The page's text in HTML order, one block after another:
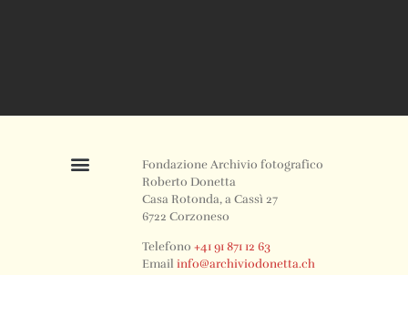
Fondazione Archivio fotografico
Roberto Donetta
Casa Rotonda, a Cassì 27
6722 Corzoneso
Telefono+41 91 871 12 63
Emailinfo@archiviodonetta.ch